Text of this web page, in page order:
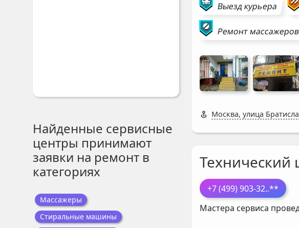
Найденные сервисные
центры принимают
заявки на ремонт в
категориях
Массажеры
Стиральные машины
Выезд курьера
Ремонтмассажеров
Москва, улица
Технический
+7 (499) 903-32..**
Мастера сервиса